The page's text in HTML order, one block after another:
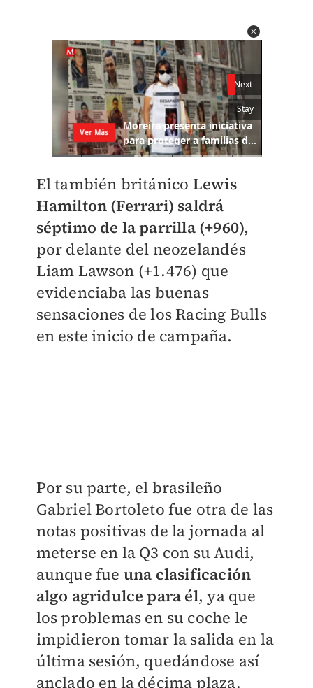
El también británico Lewis
Hamilton (Ferrari) saldrá
séptimo de la parrilla (+960),
por delante del neozelandés
Liam Lawson (+1.476) que
evidenciaba las buenas
sensaciones de los Racing Bulls
en este inicio de campaña.
Por su parte, el brasileño
Gabriel Bortoleto fue otra de las
notas positivas de la jornada al
meterse en la Q3 con su Audi,
aunque fue una clasificación
algo agridulce para él, ya que
los problemas en su coche le
impidieron tomar la salida en la
última sesión, quedándose así
anclado en la décima plaza.